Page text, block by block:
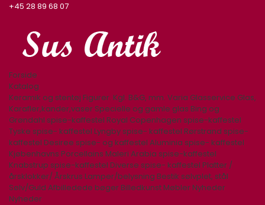
+45 28 89 68 07
Forside
Katalog
Keramik og stentøj Figurer. Kgl. B&G, mm. Varia Glasservice Glas,
Karafler,kander,vaser Specielle og gamle glas Bing og
Grøndahl spise-kaffestel Royal Copenhagen spise-kaffestel
Tyske spise- kaffestel Lyngby spise- kaffestel Rørstrand spise-
kaffestel Desiree spise- og kaffestel Aluminia spise- kaffestel
Kjøbenhavns Porcellains Maleri Arabia spise-kaffestel
Knabstrup spise-kaffestel Diverse spise- kaffestel Platter /
årsklokker/ Årskrus Lamper/belysning Bestik sølvplet, stål
Sølv/Guld Afbilledede bøger Billedkunst Møbler Nyheder
Nyheder